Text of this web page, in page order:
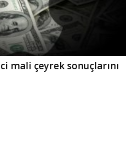
mali çeyrek sonuçlarını